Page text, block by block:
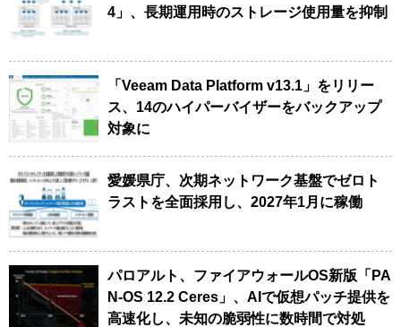
4」、長期運用時のストレージ使用量を抑制
「Veeam Data Platform v13.1」をリリー
ス、14のハイパーバイザーをバックアップ
対象に
愛媛県庁、次期ネットワーク基盤でゼロト
ラストを全面採用し、2027年1月に稼働
パロアルト、ファイアウォールOS新版「PA
N-OS 12.2 Ceres」、AIで仮想パッチ提供を
高速化し、未知の脆弱性に数時間で対処